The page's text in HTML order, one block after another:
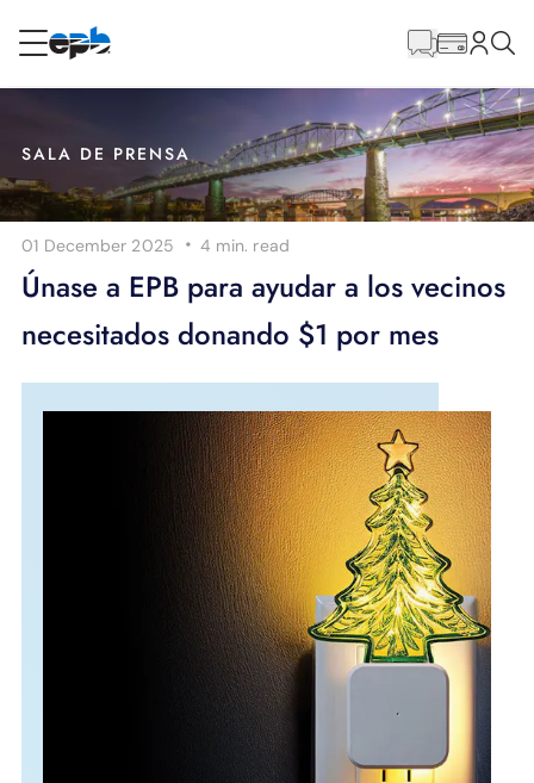
Internet
Energía
Televisión
Teléfono
principal
SALA DE PRENSA
01 December 2025 · 4 min. read
Únase a EPB para ayudar a los vecinos
necesitados donando $1 por mes